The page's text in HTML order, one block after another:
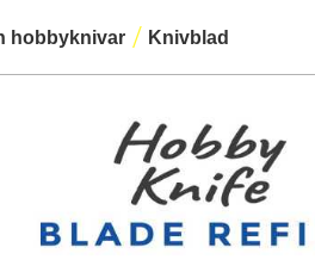
hobbyknivar Knivblad